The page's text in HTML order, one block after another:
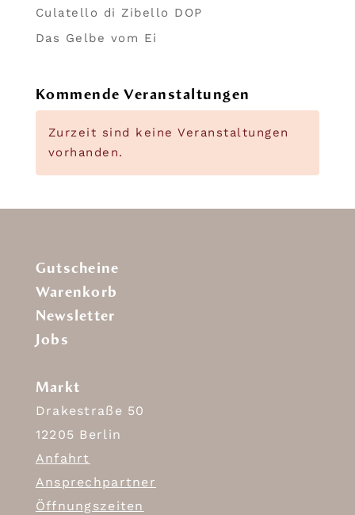
Culatello di Zibello DOP
Das Gelbe vom Ei
Kommende Veranstaltungen
Zurzeit sind keine Veranstaltungen
vorhanden.
Gutscheine
Warenkorb
Newsletter
Jobs
Markt
Drakestraße 50
12205 Berlin
Anfahrt
Ansprechpartner
Öffnungszeiten